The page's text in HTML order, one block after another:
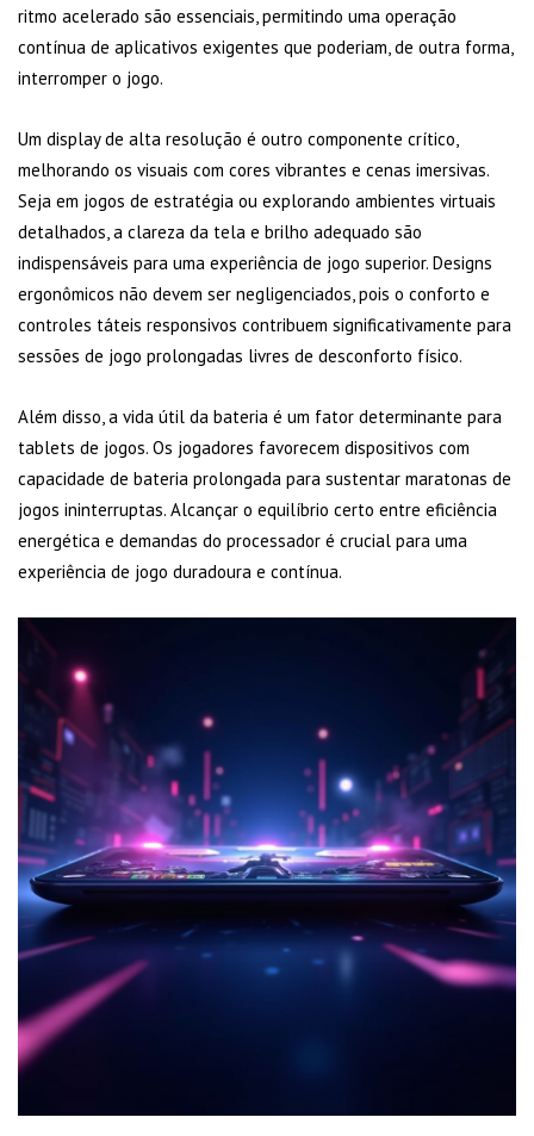
ritmo acelerado são essenciais, permitindo uma operação
contínua de aplicativos exigentes que poderiam, de outra forma,
interromper o jogo.
Um display de alta resolução é outro componente crítico,
melhorando os visuais com cores vibrantes e cenas imersivas.
Seja em jogos de estratégia ou explorando ambientes virtuais
detalhados, a clareza da tela e brilho adequado são
indispensáveis para uma experiência de jogo superior. Designs
ergonômicos não devem ser negligenciados, pois o conforto e
controles táteis responsivos contribuem significativamente para
sessões de jogo prolongadas livres de desconforto físico.
Além disso, a vida útil da bateria é um fator determinante para
tablets de jogos. Os jogadores favorecem dispositivos com
capacidade de bateria prolongada para sustentar maratonas de
jogos ininterruptas. Alcançar o equilíbrio certo entre eficiência
energética e demandas do processador é crucial para uma
experiência de jogo duradoura e contínua.